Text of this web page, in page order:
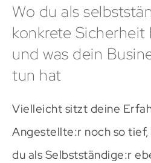
Wo du als
konkrete Sicherheit
und was dein
tun hat
Vielleicht sitzt deine
Angestellte:r noch so tief,
du als Selbstständige:r